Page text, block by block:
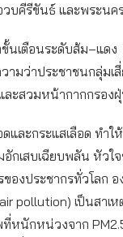
บคีรีขันธ์ และพระนค
เตือนระดับส้ม–แดง
มว่าประชาชนกลุ่มเสี่
ละสวมหน้ากากกรอง
ละกระแสเลือด ทำใ
เสบเฉียบพลัน หัวใจ
องประชากรทั่วโลก
pollution) เป็นสาเ
หนักหน่วงจาก